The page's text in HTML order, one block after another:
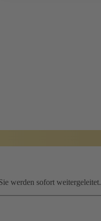
werden sofort weitergeleitet.